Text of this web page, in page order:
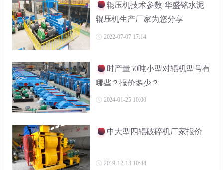
辊压机技术参数 华盛铭水泥
辊压机生产厂家为您分享
2022-07-07 17:14
时产量50吨小型对辊机型号有
哪些？报价多少？
2024-01-25 10:00
中大型四辊破碎机厂家报价
2019-12-13 10:44